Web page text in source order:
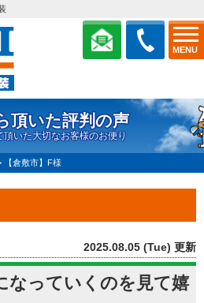
MENU
頂いた評判の声
頂いた大切なお客様のお便り
【倉敷市】F様
2025.08.05 (Tue) 更新
なっていくのを見て嬉